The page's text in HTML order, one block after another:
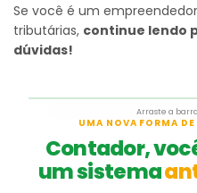
Se você é um
tributárias, continue lendo
dúvidas!
Arraste a
UMA NOVA FORMA
Contador,
um sistema